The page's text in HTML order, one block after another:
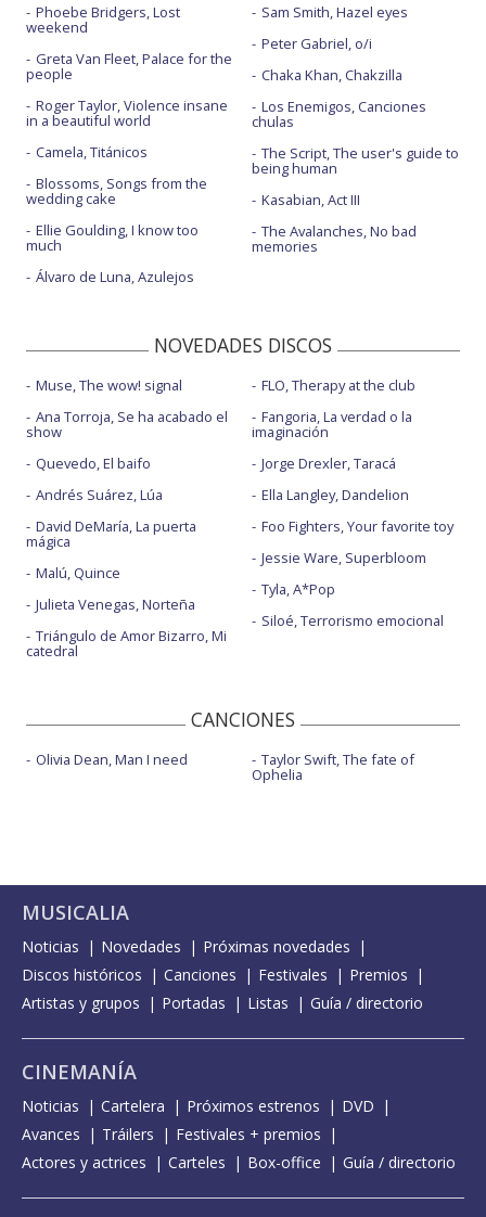
Phoebe Bridgers, Lost
weekend
Greta Van Fleet, Palace for the
people
Roger Taylor, Violence insane
in a beautiful world
Camela, Titánicos
Blossoms, Songs from the
wedding cake
Ellie Goulding, I know too
much
Álvaro de Luna, Azulejos
Sam Smith, Hazel eyes
Peter Gabriel, o/i
Chaka Khan, Chakzilla
Los Enemigos, Canciones
chulas
The Script, The user's guide to
being human
Kasabian, Act III
The Avalanches, No bad
memories
NOVEDADES DISCOS
Muse, The wow! signal
Ana Torroja, Se ha acabado el
show
Quevedo, El baifo
Andrés Suárez, Lúa
David DeMaría, La puerta
mágica
Malú, Quince
Julieta Venegas, Norteña
Triángulo de Amor Bizarro, Mi
catedral
FLO, Therapy at the club
Fangoria, La verdad o la
imaginación
Jorge Drexler, Taracá
Ella Langley, Dandelion
Foo Fighters, Your favorite toy
Jessie Ware, Superbloom
Tyla, A*Pop
Siloé, Terrorismo emocional
CANCIONES
Olivia Dean, Man I need Taylor Swift, The fate of
Ophelia
MUSICALIA
Noticias Novedades
Próximas novedades
Discos históricos
Canciones Festivales
Premios
Artistas y grupos
Portadas Listas Guía / directorio
CINEMANÍA
Noticias Cartelera Próximos estrenos
DVD
Avances
Tráilers
Festivales + premios
Actores y actrices
Carteles Box-office Guía / directorio